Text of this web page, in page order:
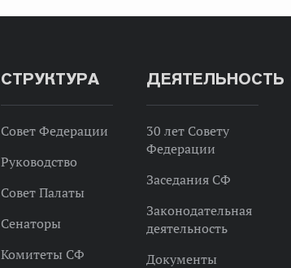
СТРУКТУРА
Совет Федерации
Руководство
Совет Палаты
Сенаторы
Комитеты СФ
ДЕЯТЕЛЬНОСТЬ
30 лет Совету
Федерации
Заседания СФ
Законодательная
деятельность
Документы